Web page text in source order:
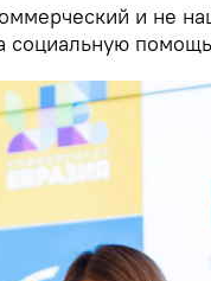
и не
социальную